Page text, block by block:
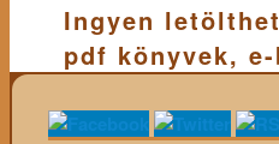
Ingyen
pdf könyvek,